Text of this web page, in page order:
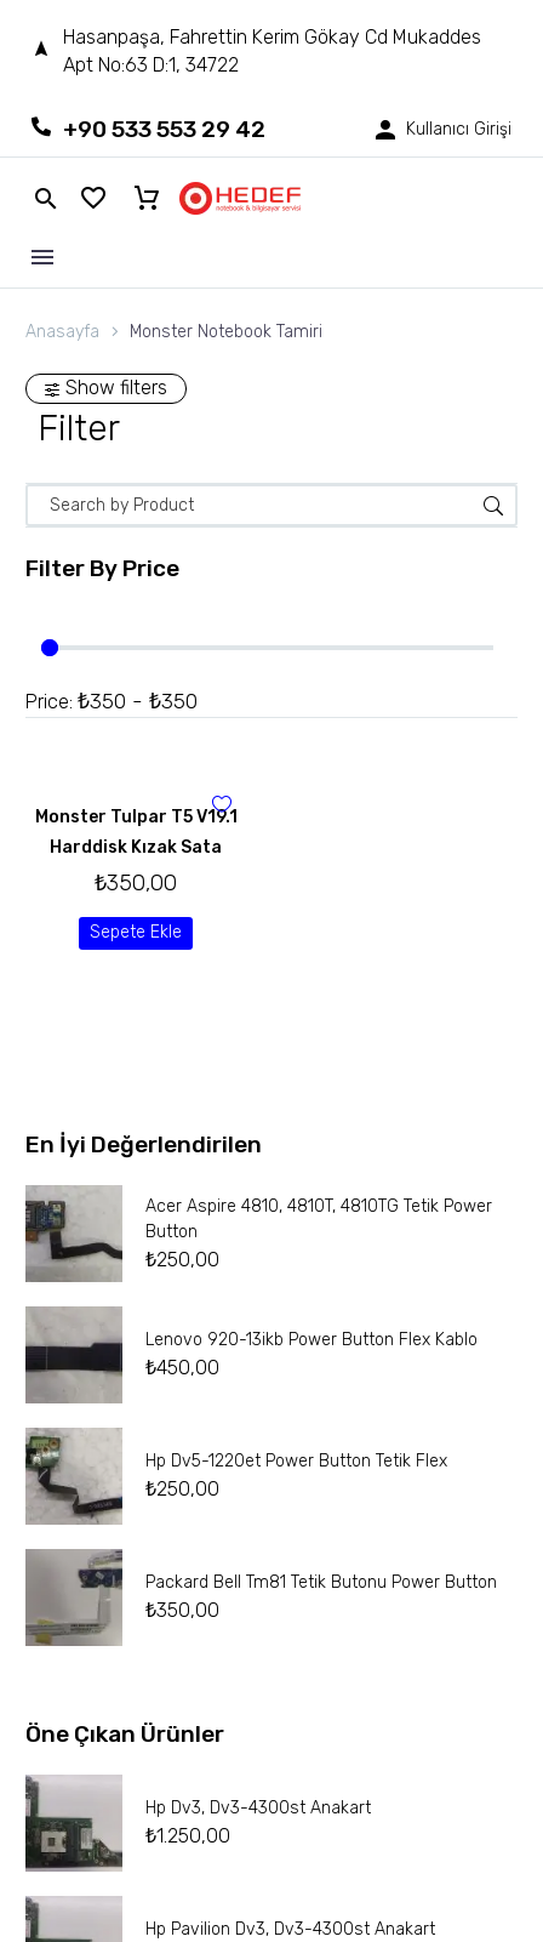
Hasanpaşa, Fahrettin Kerim Gökay Cd Mukaddes
Apt No:63 D:1, 34722
+90 533 553 29 42 Kullanıcı Girişi
Anasayfa Monster Notebook Tamiri
Show filters
Filter
Filter By Price
Price: ₺350 - ₺350
Monster Tulpar T5 V19.1
Harddisk Kızak Sata
₺350,00
Sepete Ekle
En İyi Değerlendirilen
Acer Aspire 4810, 4810T, 4810TG Tetik Power
Button
₺250,00
Lenovo 920-13ikb Power Button Flex Kablo
₺450,00
Hp Dv5-1220et Power Button Tetik Flex
₺250,00
Packard Bell Tm81 Tetik Butonu Power Button
₺350,00
Öne Çıkan Ürünler
Hp Dv3, Dv3-4300st Anakart
₺1.250,00
Hp Pavilion Dv3, Dv3-4300st Anakart